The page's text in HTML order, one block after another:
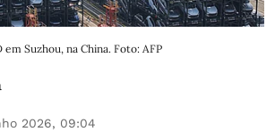
Suzhou, na China. Foto: AFP
2026, 09:04